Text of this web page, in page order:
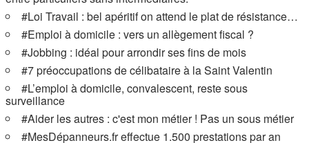
#Loi Travail : bel apéritif on attend le plat de résistance…
#Emploi à domicile : vers un allègement fiscal ?
#Jobbing : idéal pour arrondir ses fins de mois
#7 préoccupations de célibataire à la Saint Valentin
#L’emploi à domicile, convalescent, reste sous
surveillance
#Aider les autres : c'est mon métier ! Pas un sous métier
#MesDépanneurs.fr effectue 1.500 prestations par an